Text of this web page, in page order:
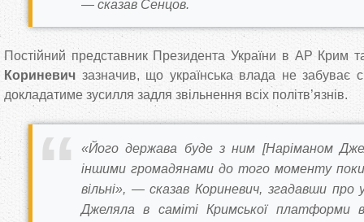
— сказав Сенцов.
Постійний представник Президента України в АР Крим
Кориневич зазначив, що українська влада не забуває
докладатиме зусилля задля звільнення всіх політв’язнів.
«Його держава буде з ним [Наріманом
іншими громадянами до того моменту
вільні», — сказав Кориневич, згадавши про
Джеляла в саміті Кримської платформи